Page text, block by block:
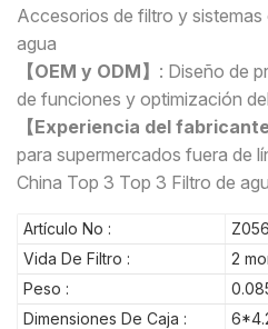
Accesorios de filtro y
agua
【OEM y ODM】 : Diseño de
de funciones y optimización
【Experiencia del fabricante
para supermercados fuera de
China Top 3 Top 3 Filtro de
Artículo No :
Z056
Vida De Filtro :
2
Peso :
Dimensiones De Caja :